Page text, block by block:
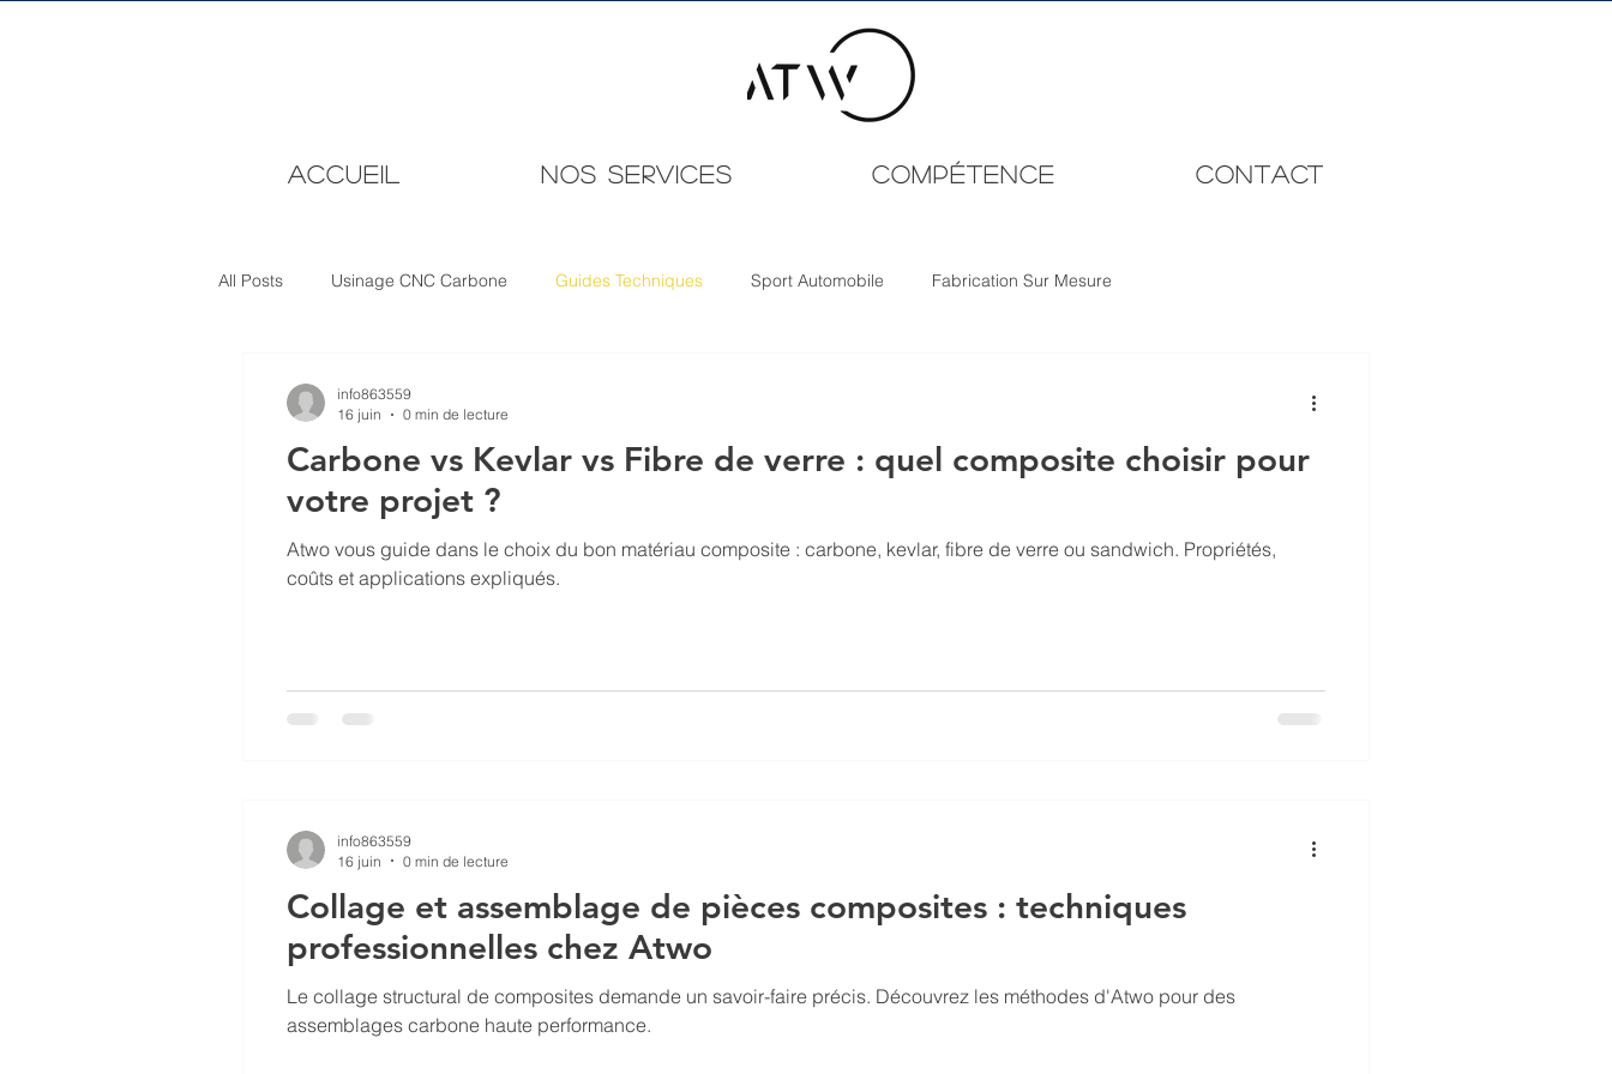
ACCUEIL NOS SERVICES Compétence CONTACT
All Posts Usinage CNC Carbone Guides Techniques Sport Automobile Fabrication Sur Mesure
Carbone vs Kevlar vs Fibre de verre : quel composite choisir pour
votre projet ?
Atwo vous guide dans le choix du bon matériau composite : carbone, kevlar, fibre de verre ou sandwich. Propriétés,
coûts et applications expliqués.
info863559
16 juin
0 min de lecture
Collage et assemblage de pièces composites : techniques
professionnelles chez Atwo
Le collage structural de composites demande un savoir-faire précis. Découvrez les méthodes d'Atwo pour des
assemblages carbone haute performance.
info863559
16 juin
0 min de lecture